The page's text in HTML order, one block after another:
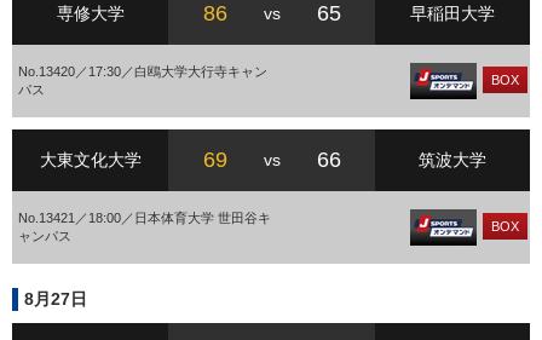
専修大学 86 vs 65 早稲田大学
No.13420／17:30／白鴎大学大行寺キャン
パス
BOX
大東文化大学 69 vs 66 筑波大学
No.13421／18:00／日本体育大学 世田谷キ
ャンパス
BOX
8月27日